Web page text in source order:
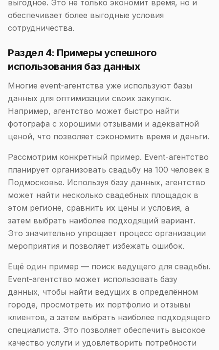
выгодное. Это не только экономит время, но и
обеспечивает более выгодные условия
сотрудничества.
Раздел 4: Примеры успешного
использования баз данных
Многие event-агентства уже используют базы
данных для оптимизации своих закупок.
Например, агентство может быстро найти
фотографа с хорошими отзывами и адекватной
ценой, что позволяет сэкономить время и деньги.
Рассмотрим конкретный пример. Event-агентство
планирует организовать свадьбу на 100 человек в
Подмосковье. Используя базу данных, агентство
может найти несколько свадебных площадок в
этом регионе, сравнить их цены и условия, а
затем выбрать наиболее подходящий вариант.
Это значительно упрощает процесс организации
мероприятия и позволяет избежать ошибок.
Ещё один пример — поиск ведущего для свадьбы.
Event-агентство может использовать базу
данных, чтобы найти ведущих в определённом
городе, просмотреть их портфолио и отзывы
клиентов, а затем выбрать наиболее подходящего
специалиста. Это позволяет обеспечить высокое
качество услуги и удовлетворить потребности